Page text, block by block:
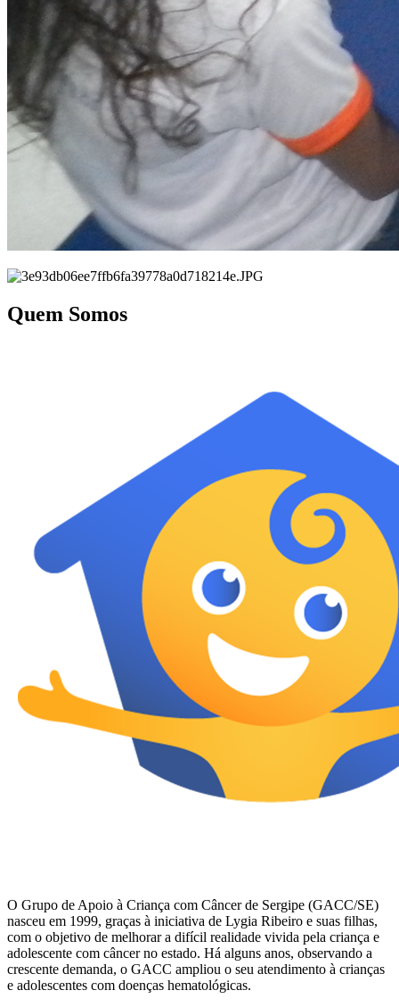
Quem Somos
O Grupo de Apoio à Criança com Câncer de Sergipe (GACC/SE)
nasceu em 1999, graças à iniciativa de Lygia Ribeiro e suas filhas,
com o objetivo de melhorar a difícil realidade vivida pela criança e
adolescente com câncer no estado. Há alguns anos, observando a
crescente demanda, o GACC ampliou o seu atendimento à crianças
e adolescentes com doenças hematológicas.